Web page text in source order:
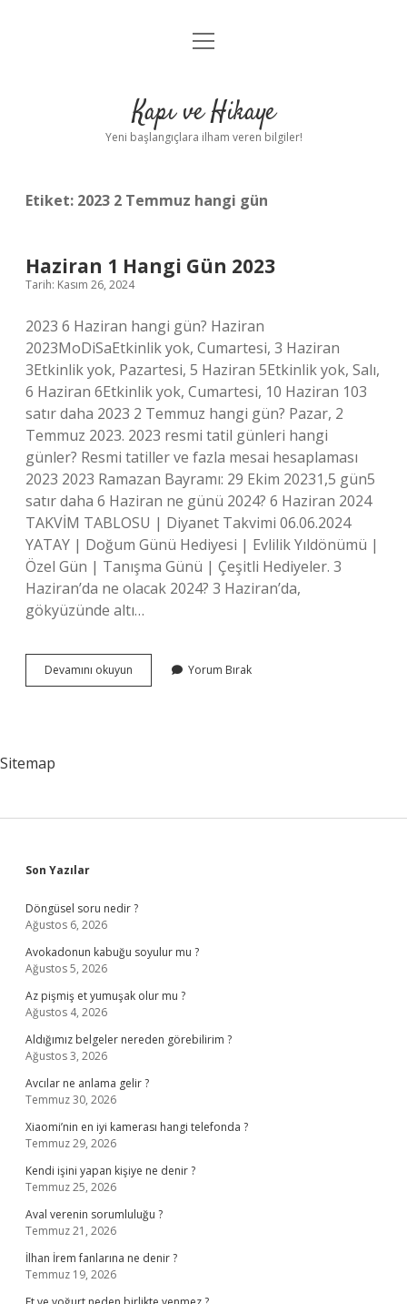
Anasayfa
Yasal Uyarı
menüyü
Kapı ve Hikaye
Yeni başlangıçlara ilham veren bilgiler!
Etiket: 2023 2 Temmuz hangi gün
Haziran 1 Hangi Gün 2023
Tarih: Kasım 26, 2024
2023 6 Haziran hangi gün? Haziran
2023MoDiSaEtkinlik yok, Cumartesi, 3 Haziran
3Etkinlik yok, Pazartesi, 5 Haziran 5Etkinlik yok, Salı,
6 Haziran 6Etkinlik yok, Cumartesi, 10 Haziran 103
satır daha 2023 2 Temmuz hangi gün? Pazar, 2
Temmuz 2023. 2023 resmi tatil günleri hangi
günler? Resmi tatiller ve fazla mesai hesaplaması
2023 2023 Ramazan Bayramı: 29 Ekim 20231,5 gün5
satır daha 6 Haziran ne günü 2024? 6 Haziran 2024
TAKVİM TABLOSU | Diyanet Takvimi 06.06.2024
YATAY | Doğum Günü Hediyesi | Evlilik Yıldönümü |
Özel Gün | Tanışma Günü | Çeşitli Hediyeler. 3
Haziran’da ne olacak 2024? 3 Haziran’da,
gökyüzünde altı…
Devamını okuyun
1
Yorum Bırak
Sitemap
Sidebar
Son Yazılar
Döngüsel soru nedir ?
Ağustos 6, 2026
Avokadonun kabuğu soyulur mu ?
Ağustos 5, 2026
Az pişmiş et yumuşak olur mu ?
Ağustos 4, 2026
Aldığımız belgeler nereden görebilirim ?
Ağustos 3, 2026
Avcılar ne anlama gelir ?
Temmuz 30, 2026
Xiaomi’nin en iyi kamerası hangi telefonda ?
Temmuz 29, 2026
Kendi işini yapan kişiye ne denir ?
Temmuz 25, 2026
Aval verenin sorumluluğu ?
Temmuz 21, 2026
İlhan İrem fanlarına ne denir ?
Temmuz 19, 2026